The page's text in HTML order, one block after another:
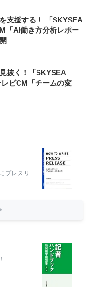
支援する！ 「SKYSEA
「AI働き方分析レポー
抜く！「SKYSEA
ビCM「チームの変
プレスリ